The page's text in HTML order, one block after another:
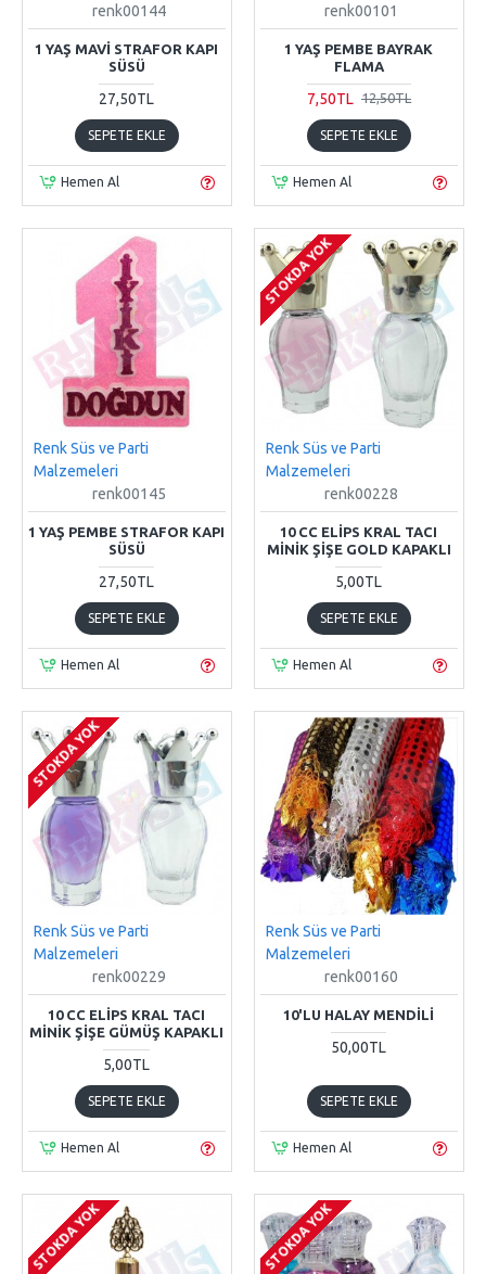
renk00144
1 YAŞ MAVI STRAFOR KAPI
SÜSÜ
27,50TL
SEPETE EKLE
Hemen Al
renk00101
1 YAŞ PEMBE BAYRAK
FLAMA
7,50TL 12,50TL
SEPETE EKLE
Hemen Al
Renk Süs ve Parti
Malzemeleri
renk00145
1 YAŞ PEMBE STRAFOR KAPI
SÜSÜ
27,50TL
SEPETE EKLE
Hemen Al
STOKDA YOK
Renk Süs ve Parti
Malzemeleri
renk00228
10 CC ELIPS KRAL TACI
MINIK ŞIŞE GOLD KAPAKLI
5,00TL
SEPETE EKLE
Hemen Al
STOKDA YOK
Renk Süs ve Parti
Malzemeleri
renk00229
10 CC ELIPS KRAL TACI
MINIK ŞIŞE GÜMÜŞ KAPAKLI
5,00TL
SEPETE EKLE
Hemen Al
Renk Süs ve Parti
Malzemeleri
renk00160
10'LU HALAY MENDILI
50,00TL
SEPETE EKLE
Hemen Al
STOKDA YOK STOKDA YOK